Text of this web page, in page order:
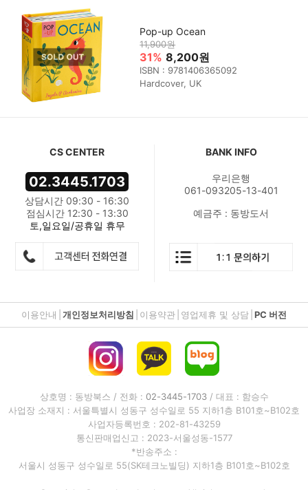
Pop-up Ocean
11,900원
31% 8,200원
ISBN : 9781406365092
Hardcover, UK
CS CENTER
02.3445.1703
상담시간 09:30 - 16:30
점심시간 12:30 - 13:30
토,일요일/공휴일 휴무
BANK INFO
우리은행
061-093205-13-401
예금주 : 동방도서
이용안내 개인정보처리방침 이용약관 영업제휴 및 상담 PC 버전
상호명 : 동방북스 / 전화 : 02-3445-1703/ 대표 : 함승수
사업장 소재지 : 서울특별시 성동구 성수일로 55 지하1층 B101호~B102호
사업자등록번호 : 202-81-43259
통신판매업신고 : 2023-서울성동-1577
*반송주소 :
서울시 성동구 성수일로 55(SK테크노빌딩) 지하1층 B101호~B102호